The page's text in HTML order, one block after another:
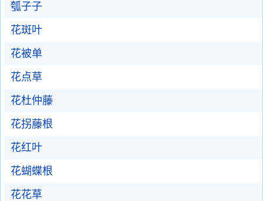
瓠子子
花斑叶
花被单
花点草
花杜仲藤
花拐藤根
花红叶
花蝴蝶根
花花草